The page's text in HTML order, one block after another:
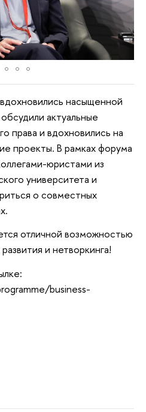
насыщенной
актуальные
права и вдохновились на
проекты. В рамках форума
юристами из
университета и
о совместных
отличной возможностью
и нетворкинга!
business-